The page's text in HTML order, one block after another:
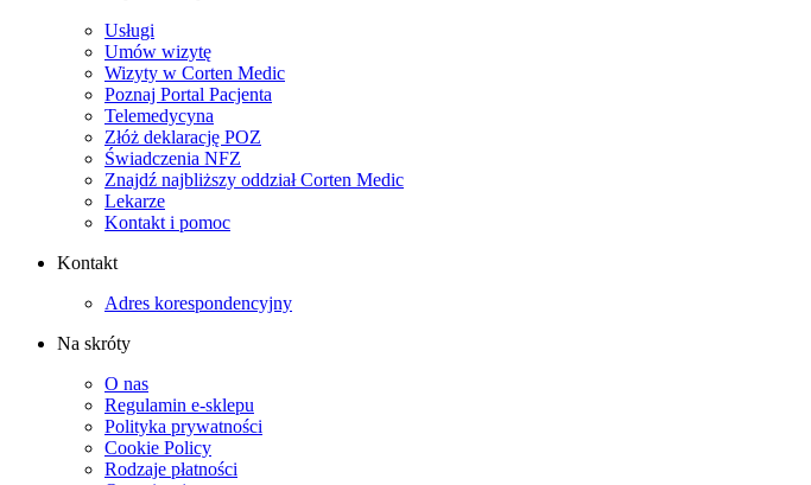
Usługi
Umów wizytę
Wizyty w Corten Medic
Poznaj Portal Pacjenta
Telemedycyna
Złóż deklarację POZ
Świadczenia NFZ
Znajdź najbliższy oddział Corten Medic
Lekarze
Kontakt i pomoc
Kontakt
Adres korespondencyjny
Na skróty
O nas
Regulamin e-sklepu
Polityka prywatności
Cookie Policy
Rodzaje płatności